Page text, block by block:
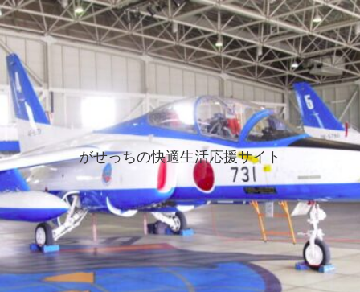
がせっちの快適生活応援サイト